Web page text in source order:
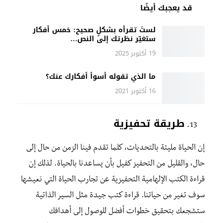
قد يعجبك أيضًا
لستَ تقرأه بشكلٍ صحيح: خمس أفكار
ستغيّر نظرتك إلى النص…
19 أكتوبر 2025
ما الذي تقوله أسوأ أفكارك عنك؟
16 أكتوبر 2021
طريقة تحفيزية
إن الحياة مليئة بالتحديات، كلما تقدم فينا الزمن من حال إلى
حال، والقليل من التحفيز كفيل بأن يساعدنا بالحياة. لذلك إن
قراءة الكتب الإلهامية التحفيزية عن تجارب الحياة التي نعيشها
سوف تغير من حياتنا. قراءة كتب جيدة مثل السير الذاتية
ستشجعك بتحقيق خطوات أفضل للوصول إلى أهدافك